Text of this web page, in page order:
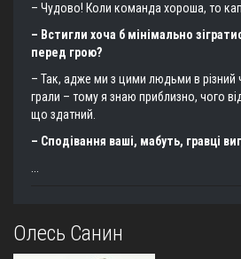
– Чудово! Коли команда хороша, то
– Встигли хоча б мінімально
перед грою?
– Так, адже ми з цими людьми в різний
грали – тому я знаю приблизно, чого
що здатний.
– Сподівання ваші, мабуть, гравці
Олесь Санин